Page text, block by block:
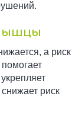
а риск
риск